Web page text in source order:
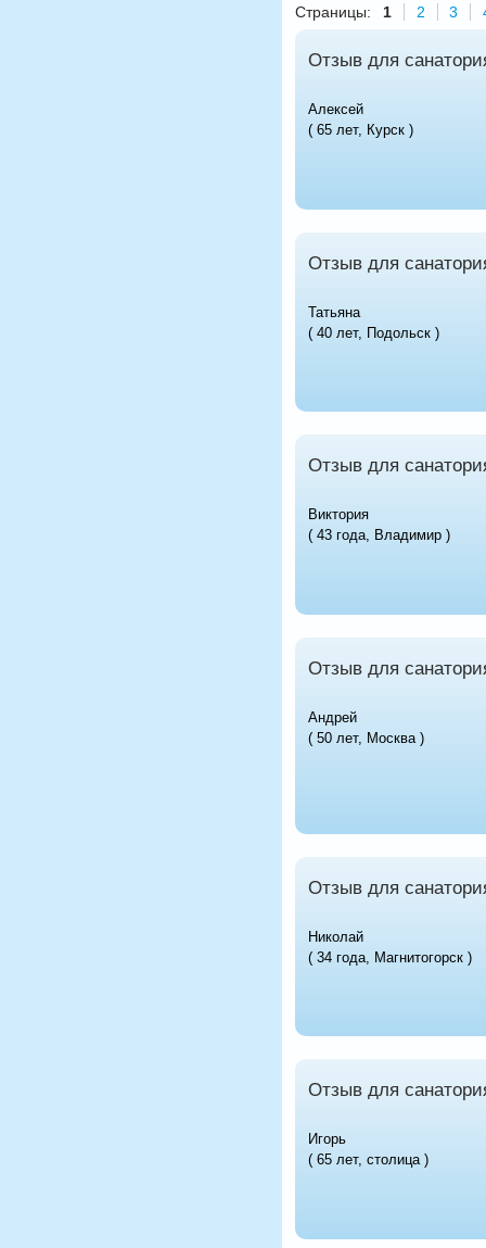
Страницы: 1 2 3
Отзыв для
Алексей
( 65 лет, Курск )
Отзыв для
Татьяна
( 40 лет, Подольск )
Отзыв для
Виктория
( 43 года, Владимир )
Отзыв для
Андрей
( 50 лет, Москва )
Отзыв для
Николай
( 34 года, Магнитогорск )
Отзыв для
Игорь
( 65 лет, столица )